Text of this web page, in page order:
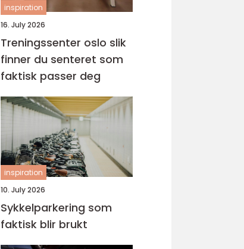
inspiration
16. July 2026
Treningssenter oslo slik
finner du senteret som
faktisk passer deg
inspiration
10. July 2026
Sykkelparkering som
faktisk blir brukt